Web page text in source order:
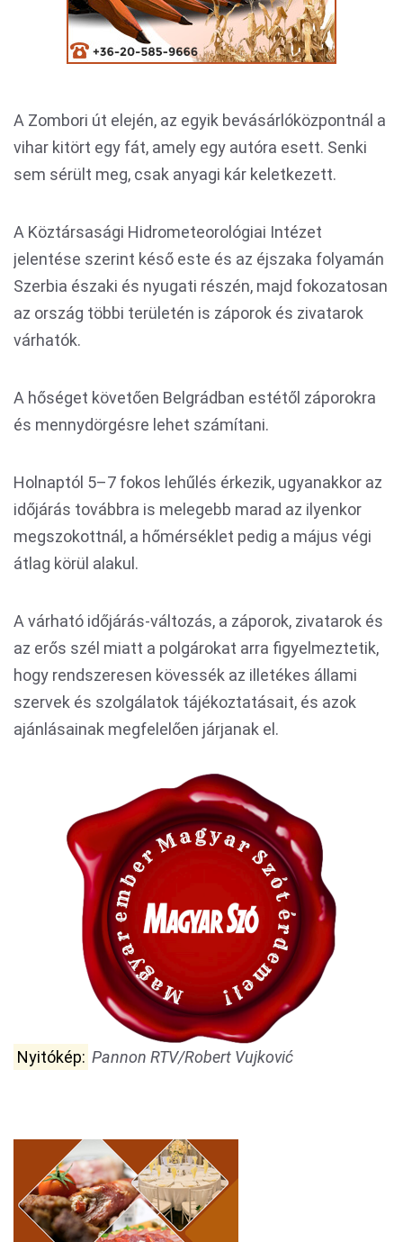
A Zombori út elején, az egyik bevásárlóközpontnál a
vihar kitört egy fát, amely egy autóra esett. Senki
sem sérült meg, csak anyagi kár keletkezett.
A Köztársasági Hidrometeorológiai Intézet
jelentése szerint késő este és az éjszaka folyamán
Szerbia északi és nyugati részén, majd fokozatosan
az ország többi területén is záporok és zivatarok
várhatók.
A hőséget követően Belgrádban estétől záporokra
és mennydörgésre lehet számítani.
Holnaptól 5–7 fokos lehűlés érkezik, ugyanakkor az
időjárás továbbra is melegebb marad az ilyenkor
megszokottnál, a hőmérséklet pedig a május végi
átlag körül alakul.
A várható időjárás-változás, a záporok, zivatarok és
az erős szél miatt a polgárokat arra figyelmeztetik,
hogy rendszeresen kövessék az illetékes állami
szervek és szolgálatok tájékoztatásait, és azok
ajánlásainak megfelelően járjanak el.
Nyitókép: Pannon RTV/Robert Vujković